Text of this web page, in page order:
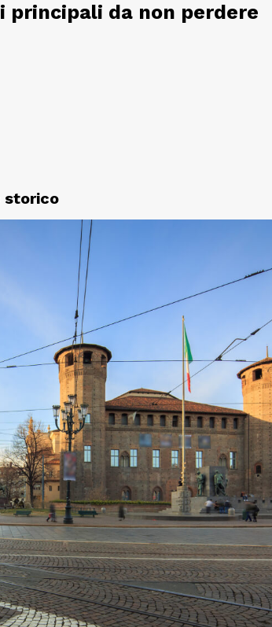
principali da non perdere
storico